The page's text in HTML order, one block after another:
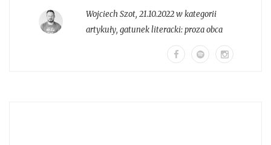
Wojciech Szot, 21.10.2022 w kategorii
artykuły, gatunek literacki:proza obca